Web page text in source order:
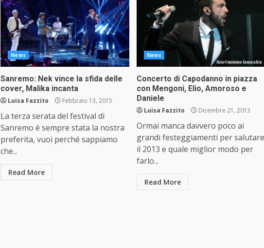
News
Sanremo: Nek vince la sfida delle
cover, Malika incanta
Luisa Fazzito Febbraio 13, 2015
La terza serata del festival di
Sanremo è sempre stata la nostra
preferita, vuoi perché sappiamo
che...
Read More
News
Concerto di Capodanno in piazza
con Mengoni, Elio, Amoroso e
Daniele
Luisa Fazzito Dicembre 21, 2013
Ormai manca davvero poco ai
grandi festeggiamenti per salutare
il 2013 e quale miglior modo per
farlo...
Read More